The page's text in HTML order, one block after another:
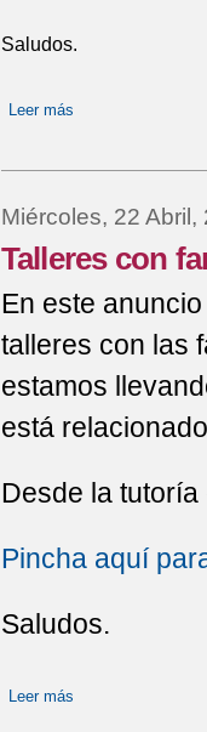
Saludos.
Leer más
Miércoles, 22 Abril,
Talleres con
En este
talleres con las
estamos
está
Desde la
Pincha aquí
Saludos.
Leer más